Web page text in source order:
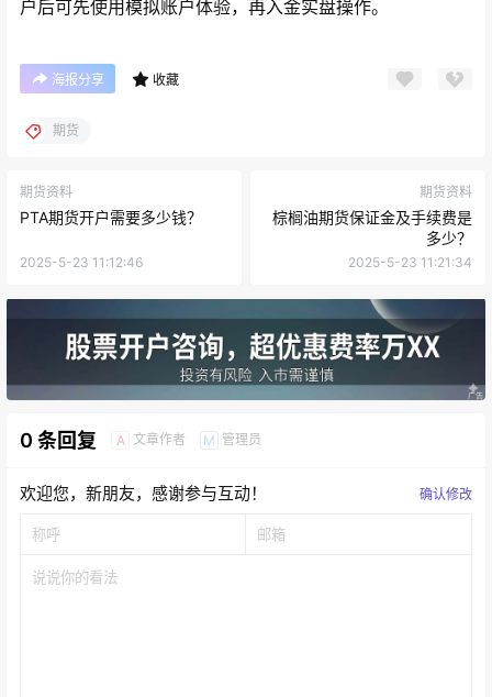
户后可先使用模拟账户体验，再入金实盘操作。
海报分享 收藏
期货
期货资料
PTA期货开户需要多少钱？
2025-5-23 11:12:46
期货资料
棕榈油期货保证金及手续费是
多少？
2025-5-23 11:21:34
0 条回复 A 文章作者 M 管理员
欢迎您，新朋友，感谢参与互动！ 确认修改